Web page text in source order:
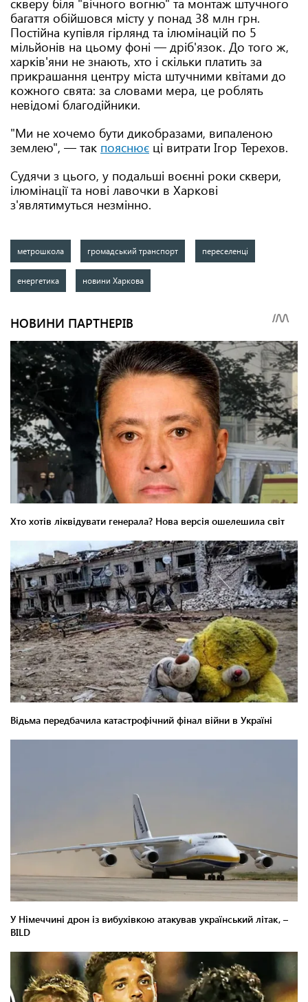
скверу біля "вічного вогню" та монтаж штучного
багаття обійшовся місту у понад 38 млн грн.
Постійна купівля гірлянд та ілюмінацій по 5
мільйонів на цьому фоні — дріб'язок. До того ж,
харків'яни не знають, хто і скільки платить за
прикрашання центру міста штучними квітами до
кожного свята: за словами мера, це роблять
невідомі благодійники.
"Ми не хочемо бути дикобразами, випаленою
землею", — так пояснює ці витрати Ігор Терехов.
Судячи з цього, у подальші воєнні роки сквери,
ілюмінації та нові лавочки в Харкові
з'являтимуться незмінно.
метрошкола громадський транспорт переселенці
енергетика новини Харкова